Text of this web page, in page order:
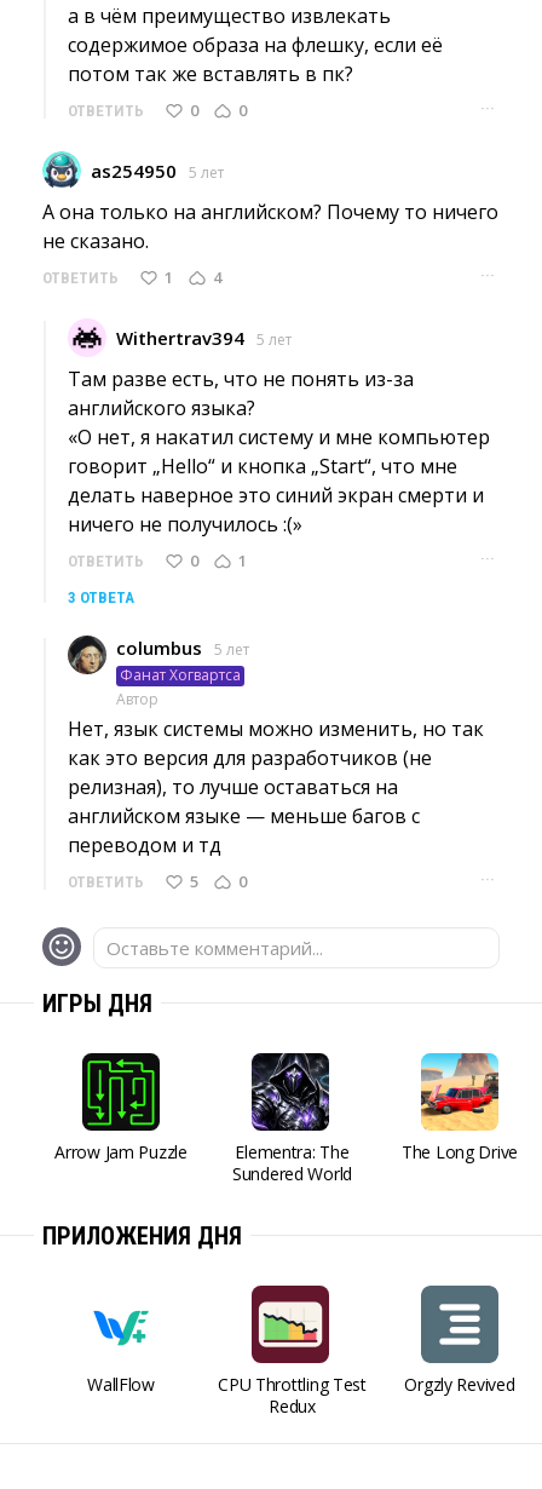
а в чём преимущество извлекать
содержимое образа на флешку, если её
потом так же вставлять в пк?
ОТВЕТИТЬ 0 0 ···
as254950 5 лет
А она только на английском? Почему то ничего
не сказано.
ОТВЕТИТЬ 1 4 ···
Withertrav394 5 лет
Там разве есть, что не понять из-за
английского языка?
«О нет, я накатил систему и мне компьютер
говорит „Hello“ и кнопка „Start“, что мне
делать наверное это синий экран смерти и
ничего не получилось :(»
ОТВЕТИТЬ 0 1 ···
3 ОТВЕТА
columbus
5 лет
Фанат Хогвартса
Автор
Нет, язык системы можно изменить, но так
как это версия для разработчиков (не
релизная), то лучше оставаться на
английском языке — меньше багов с
переводом и тд
ОТВЕТИТЬ 5 0 ···
Оставьте комментарий...
ИГРЫ ДНЯ
Arrow Jam Puzzle
Elementra: The
Sundered World
The Long Drive
ПРИЛОЖЕНИЯ ДНЯ
WallFlow
CPU Throttling Test
Redux
Orgzly Revived